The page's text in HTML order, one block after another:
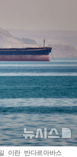
이란 반다르아바스